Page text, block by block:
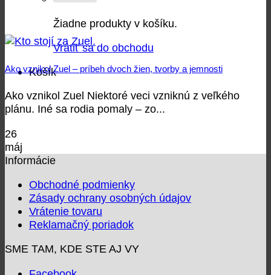
Žiadne produkty v košíku.
Vrátiť sa do obchodu
Košík
Ako vznikol Zuel – príbeh dvoch žien, tvorby a jemnosti
Ako vznikol Zuel Niektoré veci vzniknú z veľkého
plánu. Iné sa rodia pomaly – zo...
26
máj
Informácie
Obchodné podmienky
Zásady ochrany osobných údajov
Vrátenie tovaru
Reklamačný poriadok
SME TAM, KDE STE AJ VY